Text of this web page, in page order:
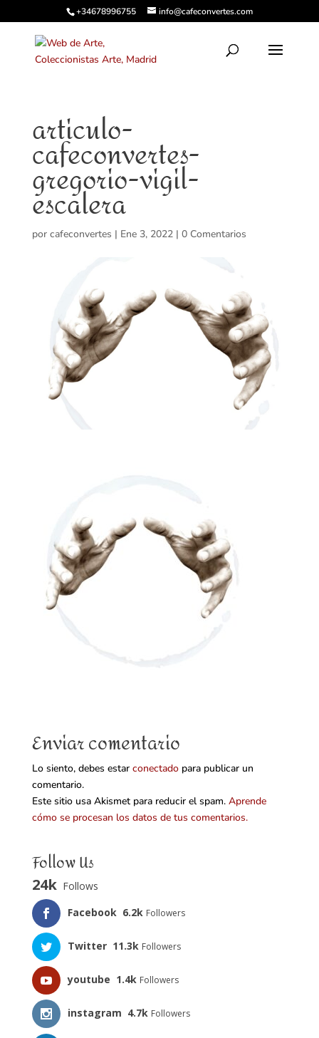
+34678996755 info@cafeconvertes.com
articulo-
cafeconvertes-
gregorio-vigil-
escalera
por cafeconvertes | Ene 3, 2022| 0 Comentarios
Enviar comentario
Lo siento, debes estar conectadopara publicar un
comentario.
Este sitio usa Akismet para reducir el spam. Aprende
cómo se procesan los datos de tus comentarios.
Follow Us
24k Follows
Facebook 6.2k Followers
Twitter 11.3k Followers
youtube 1.4k Followers
instagram 4.7k Followers